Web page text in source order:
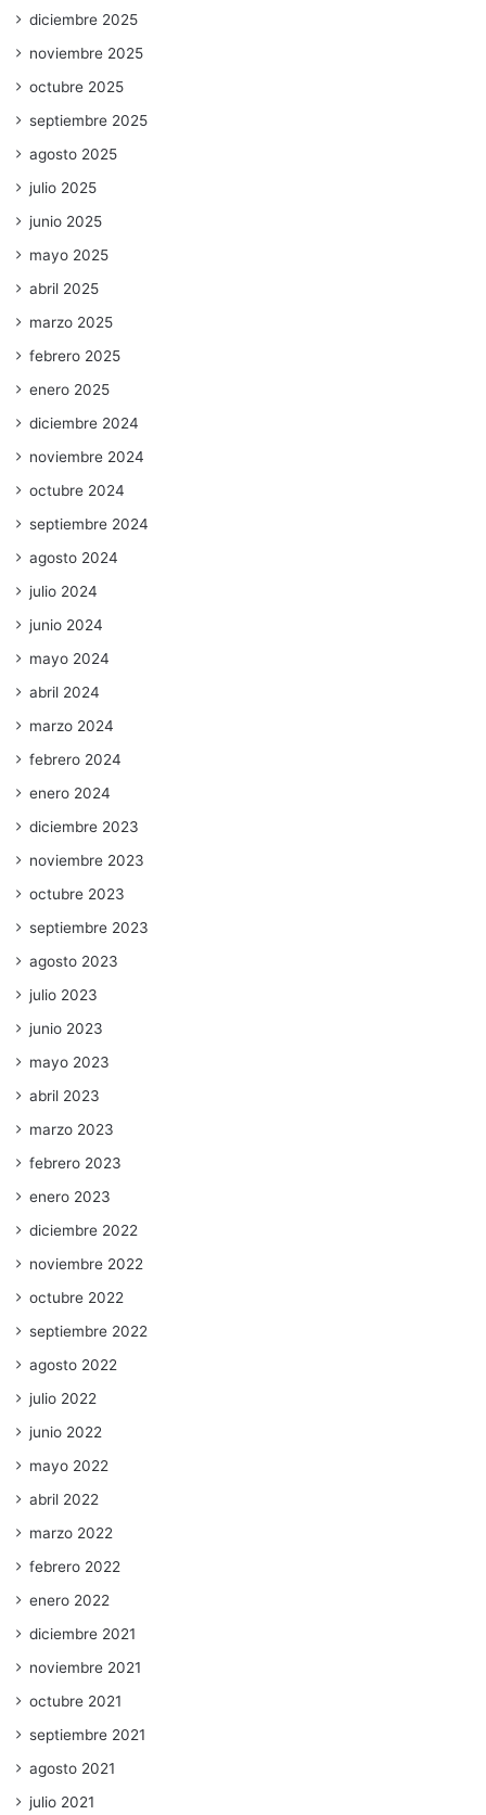
diciembre 2025
noviembre 2025
octubre 2025
septiembre 2025
agosto 2025
julio 2025
junio 2025
mayo 2025
abril 2025
marzo 2025
febrero 2025
enero 2025
diciembre 2024
noviembre 2024
octubre 2024
septiembre 2024
agosto 2024
julio 2024
junio 2024
mayo 2024
abril 2024
marzo 2024
febrero 2024
enero 2024
diciembre 2023
noviembre 2023
octubre 2023
septiembre 2023
agosto 2023
julio 2023
junio 2023
mayo 2023
abril 2023
marzo 2023
febrero 2023
enero 2023
diciembre 2022
noviembre 2022
octubre 2022
septiembre 2022
agosto 2022
julio 2022
junio 2022
mayo 2022
abril 2022
marzo 2022
febrero 2022
enero 2022
diciembre 2021
noviembre 2021
octubre 2021
septiembre 2021
agosto 2021
julio 2021